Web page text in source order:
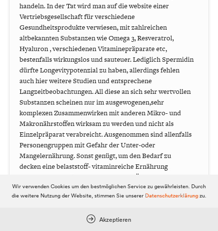
handeln. In der Tat wird man auf die website einer
Vertriebsgesellschaft für verschiedene
Gesundheitsprodukte verwiesen, mit zahlreichen
altbekannten Substanzen wie Omega 3, Resveratrol,
Hyaluron , verschiedenen Vitaminepräparate etc,
bestenfalls wirkungslos und sauteuer. Lediglich Spermidin
dürfte Longevitypotenzial zu haben, allerdings fehlen
auch hier weitere Studien und entsprechene
Langzeitbeobachtungen. All diese an sich sehr wertvollen
Substanzen scheinen nur im ausgewogenen,sehr
komplexen Zusammenwirken mit anderen Mikro- und
Makronährstoffen wirksam zu werden und nicht als
Einzelpräparat verabreicht. Ausgenommen sind allenfalls
Personengruppen mit Gefahr der Unter-oder
Mangelernährung. Sonst genügt, um den Bedarf zu
decken eine belaststoff- vitaminreiche Ernährung
vorwiegend auf pflanzlicher Basis, mit Ölen reich an
Omega3fettsäurn . (weiteres auf entsprechenden
Ernährungswebsites nachzulesen) .Neben der
Ausdauer -, und auch Krafttraining von entscheidender
Wir verwenden Cookies um den bestmöglichen Service zu gewährleisten. Durch
die weitere Nutzung der Website, stimmen Sie unserer Datenschutzerklärungzu.
Akzeptieren